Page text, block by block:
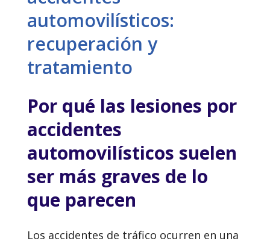
automovilísticos:
recuperación y
tratamiento
Por qué las lesiones por
accidentes
automovilísticos suelen
ser más graves de lo
que parecen
Los accidentes de tráfico ocurren en una